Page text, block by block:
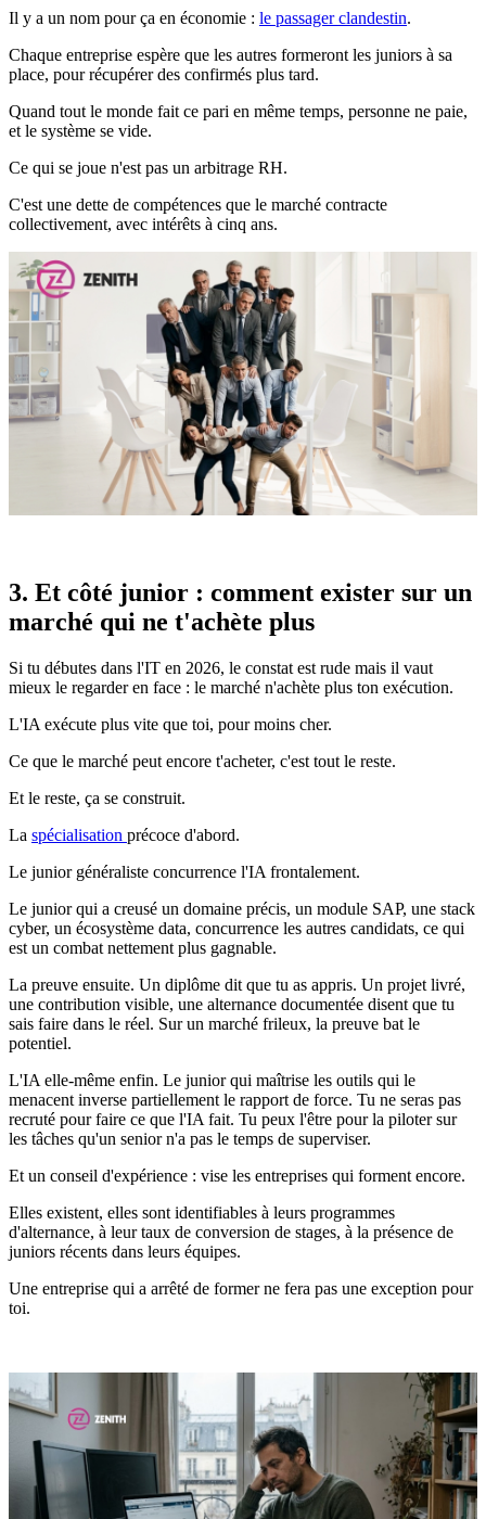
Il y a un nom pour ça en économie : le passager clandestin.
Chaque entreprise espère que les autres formeront les juniors à sa
place, pour récupérer des confirmés plus tard.
Quand tout le monde fait ce pari en même temps, personne ne paie,
et le système se vide.
Ce qui se joue n'est pas un arbitrage RH.
C'est une dette de compétences que le marché contracte
collectivement, avec intérêts à cinq ans.
3. Et côté junior : comment exister sur un
marché qui ne t'achète plus
Si tu débutes dans l'IT en 2026, le constat est rude mais il vaut
mieux le regarder en face : le marché n'achète plus ton exécution.
L'IA exécute plus vite que toi, pour moins cher.
Ce que le marché peut encore t'acheter, c'est tout le reste.
Et le reste, ça se construit.
La spécialisation précoce d'abord.
Le junior généraliste concurrence l'IA frontalement.
Le junior qui a creusé un domaine précis, un module SAP, une stack
cyber, un écosystème data, concurrence les autres candidats, ce qui
est un combat nettement plus gagnable.
La preuve ensuite. Un diplôme dit que tu as appris. Un projet livré,
une contribution visible, une alternance documentée disent que tu
sais faire dans le réel. Sur un marché frileux, la preuve bat le
potentiel.
L'IA elle-même enfin. Le junior qui maîtrise les outils qui le
menacent inverse partiellement le rapport de force. Tu ne seras pas
recruté pour faire ce que l'IA fait. Tu peux l'être pour la piloter sur
les tâches qu'un senior n'a pas le temps de superviser.
Et un conseil d'expérience : vise les entreprises qui forment encore.
Elles existent, elles sont identifiables à leurs programmes
d'alternance, à leur taux de conversion de stages, à la présence de
juniors récents dans leurs équipes.
Une entreprise qui a arrêté de former ne fera pas une exception pour
toi.